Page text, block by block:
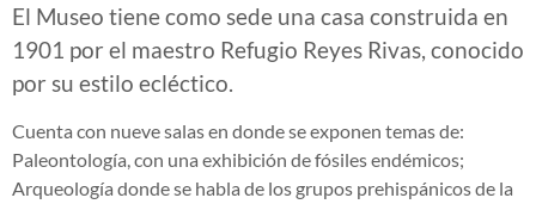
El Museo tiene como sede una casa construida en
1901 por el maestro Refugio Reyes Rivas, conocido
por su estilo ecléctico.
Cuenta con nueve salas en donde se exponen temas de:
Paleontología, con una exhibición de fósiles endémicos;
Arqueología donde se habla de los grupos prehispánicos de la